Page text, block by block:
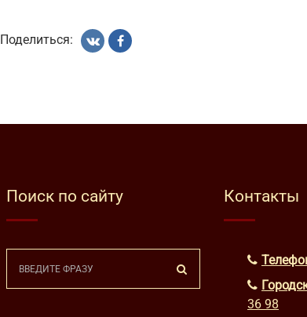
Поделиться:
Поиск по сайту Контакты
36 98